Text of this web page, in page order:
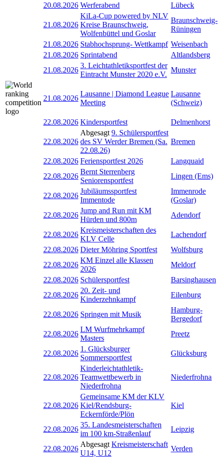
20.08.2026 Werferabend Lübeck
21.08.2026
KiLa-Cup powered by NLV
Kreise Braunschweig,
Wolfenbüttel und Goslar
Braunschweig-
Rüningen
21.08.2026 Stabhochsprung- Wettkampf Weisenbach
21.08.2026 Sprintabend
Altlandsberg
21.08.2026
3. Leichtathletiksportfest der
Eintracht Munster 2020 e.V.
Munster
21.08.2026
Lausanne | Diamond League
Meeting
Lausanne
(Schweiz)
22.08.2026 Kindersportfest Delmenhorst
22.08.2026
Abgesagt 9. Schülersportfest
des SV Werder Bremen (Sa.
22.08.26)
Bremen
22.08.2026 Feriensportfest 2026
Langquaid
22.08.2026
Bernt Sterrenberg
Seniorensportfest
Lingen (Ems)
22.08.2026
Jubiläumssportfest
Immentode
Immenrode
(Goslar)
22.08.2026
Jump and Run mit KM
Hürden und 800m
Adendorf
22.08.2026
Kreismeisterschaften des
KLV Celle
Lachendorf
22.08.2026 Dieter Möhring Sportfest
Wolfsburg
22.08.2026
KM Einzel alle Klassen
2026
Meldorf
22.08.2026 Schülersportfest
Barsinghausen
22.08.2026
20. Zeit- und
Kinderzehnkampf
Eilenburg
22.08.2026 Springen mit Musik
Hamburg-
Bergedorf
22.08.2026
LM Wurfmehrkampf
Masters
Preetz
22.08.2026
1. Glücksburger
Sommersportfest
Glücksburg
22.08.2026
Kinderleichtathletik-
Teamwettbewerb in
Niederfrohna
Niederfrohna
22.08.2026
Gemeinsame KM der KLV
Kiel/Rendsburg-
Eckernförde/Plön
Kiel
22.08.2026
35. Landesmeisterschaften
im 100 km-Straßenlauf
Leipzig
22.08.2026
Abgesagt Kreismeisterschaft
U14, U12
Verden